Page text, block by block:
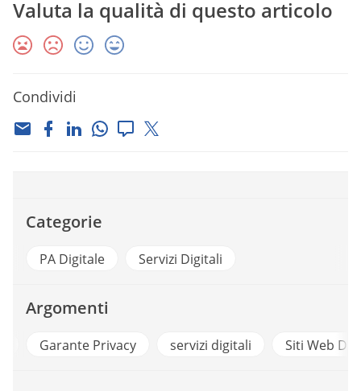
Valuta la qualità di questo articolo
Condividi
Categorie
PA Digitale Servizi Digitali
Argomenti
Garante Privacy servizi digitali Siti Web